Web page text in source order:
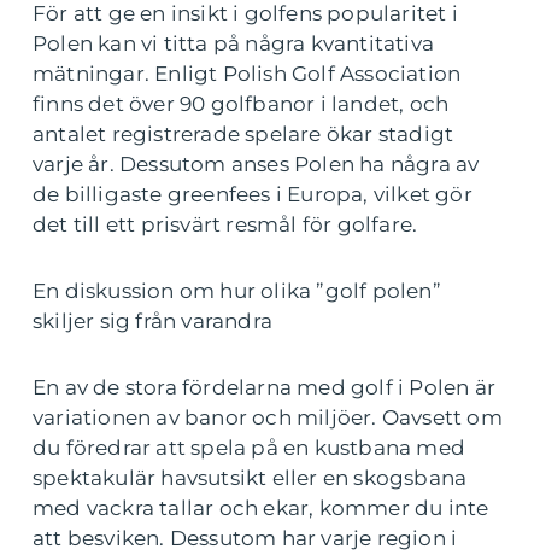
För att ge en insikt i golfens popularitet i
Polen kan vi titta på några kvantitativa
mätningar. Enligt Polish Golf Association
finns det över 90 golfbanor i landet, och
antalet registrerade spelare ökar stadigt
varje år. Dessutom anses Polen ha några av
de billigaste greenfees i Europa, vilket gör
det till ett prisvärt resmål för golfare.
En diskussion om hur olika ”golf polen”
skiljer sig från varandra
En av de stora fördelarna med golf i Polen är
variationen av banor och miljöer. Oavsett om
du föredrar att spela på en kustbana med
spektakulär havsutsikt eller en skogsbana
med vackra tallar och ekar, kommer du inte
att besviken. Dessutom har varje region i